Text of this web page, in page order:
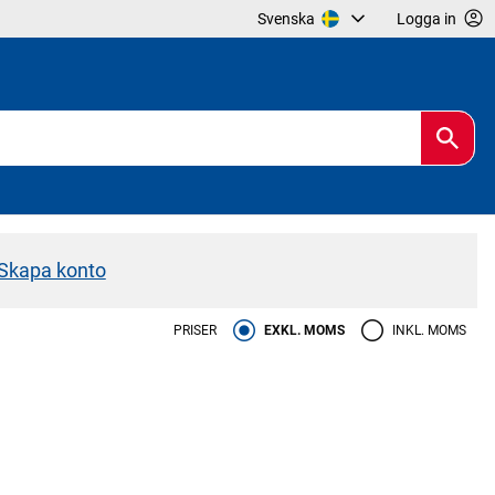
Svenska Logga in
konto
PRISER EXKL. MOMS INKL. MOMS